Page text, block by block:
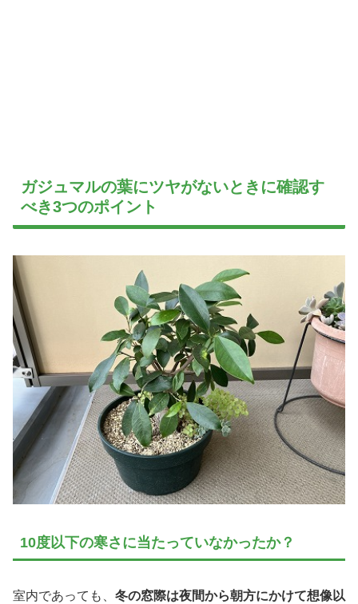
ガジュマルの葉にツヤがないときに確認す
べき3つのポイント
10度以下の寒さに当たっていなかったか？
室内であっても、 冬の窓際は夜間から朝方にかけて想像以